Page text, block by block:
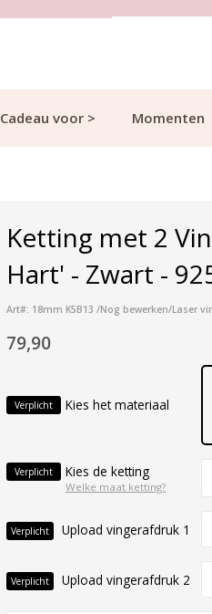
Cadeau voor > Momenten
Ketting met 2
Hart' - Zwart -
Art#: 18mm K5B13 /Nog bewerken/Laser
79,90
Verplicht Kies het materiaal
Verplicht Kies de ketting
Welke maat ketting?
Verplicht Upload vingerafdruk 1
Verplicht Upload vingerafdruk 2